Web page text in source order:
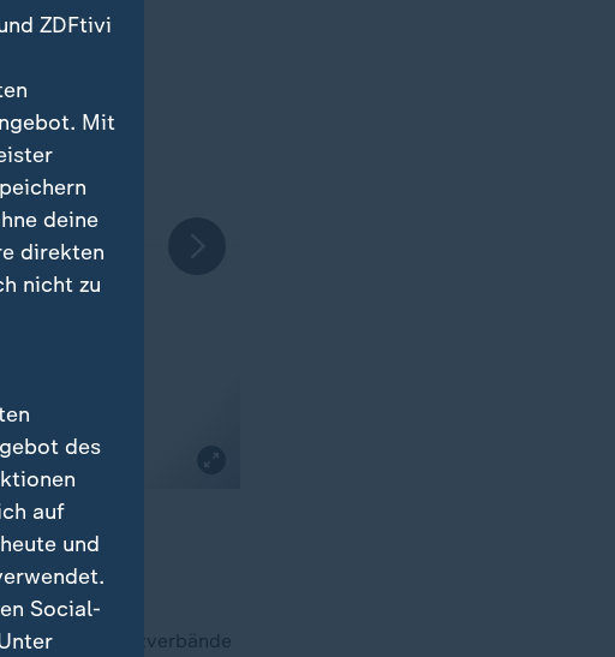
Naturschutzverbände
ZDFtivi
Mit
deine
direkten
nicht zu
des
auf
und
Social-